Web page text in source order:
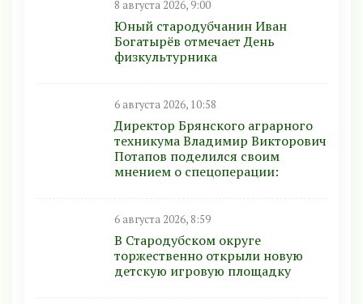
8 августа 2026, 9:00
Юный стародубчанин Иван
Богатырёв отмечает День
физкультурника
6 августа 2026, 10:58
Директор Брянского аграрного
техникума Владимир Викторович
Потапов поделился своим
мнением о спецоперации:
6 августа 2026, 8:59
В Стародубском округе
торжественно открыли новую
детскую игровую площадку